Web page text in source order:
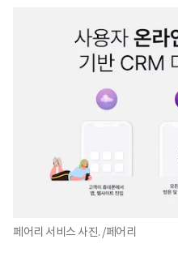
페어리 서비스 사진. /페어리